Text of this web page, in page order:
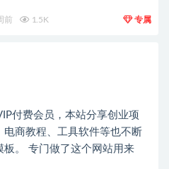
前 1.5K 专属
付费会员，本站分享创业项
电商教程、工具软件等也不断
。 专门做了这个网站用来